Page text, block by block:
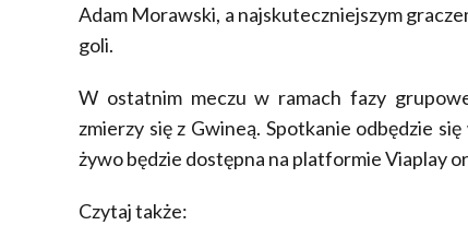
Adam Morawski, a najskuteczniejszym
goli.
W ostatnim meczu w ramach fazy
zmierzy się z Gwineą. Spotkanie odbędzie
żywo będzie dostępna na platformie Viaplay
Czytaj także: